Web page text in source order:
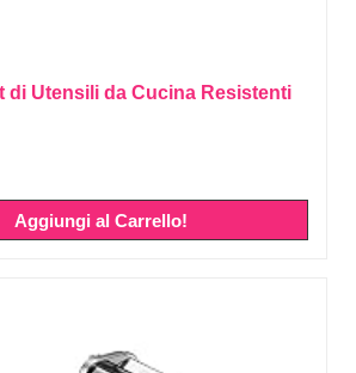
di Utensili da Cucina Resistenti
Aggiungi al Carrello!